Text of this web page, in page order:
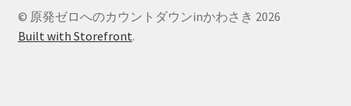
© 原発ゼロへのカウントダウンinかわさき 2026
Built with Storefront.